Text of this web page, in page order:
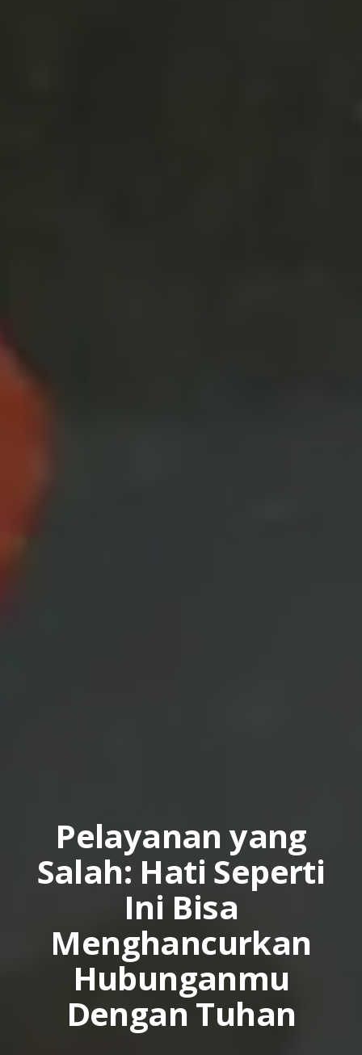
Pelayanan yang
Salah: Hati Seperti
Ini Bisa
Menghancurkan
Hubunganmu
Dengan Tuhan